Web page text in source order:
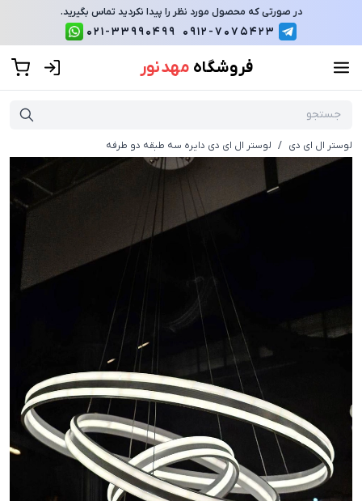
در صورتی که محصول مورد نظر را پیدا نکردید تماس بگیرید.
0912-7075423
021-33990499
فروشگاه مهد نور
لوستر ال ای دی / لوستر ال ای دی دایره سه طبقه دو طرفه